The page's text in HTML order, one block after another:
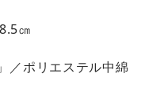
㎝
／ポリエステル中綿